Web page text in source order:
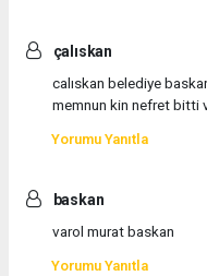
çalıskan
calıskan belediye
memnun kin nefret bitti
Yorumu Yanıtla
baskan
varol murat baskan
Yorumu Yanıtla